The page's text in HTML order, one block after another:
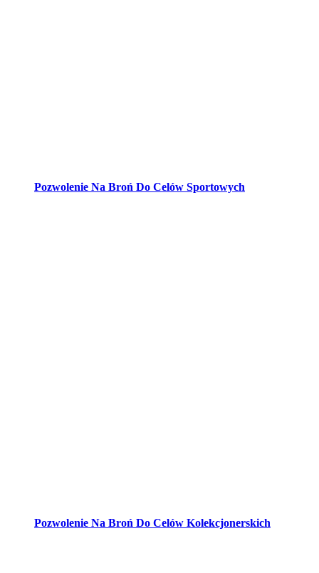
Pozwolenie Na Broń Do Celów Sportowych
Pozwolenie Na Broń Do Celów Kolekcjonerskich